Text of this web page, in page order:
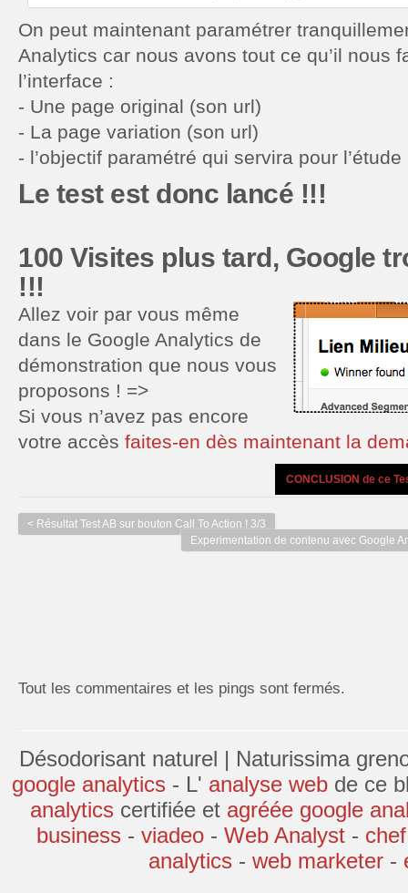
On peut maintenant paramétrer
Analytics car nous avons tout ce qu’il nous
l’interface :
- Une page original (son url)
- La page variation (son url)
- l’objectif paramétré qui servira pour l’étude
Le test est donc lancé !!!
100 Visites plus tard, Google
!!!
Allez voir par vous même
dans le Google Analytics de
démonstration que nous vous
proposons ! =>
Si vous n’avez pas encore
votre accès faites-en dès maintenant la
CONCLUSION de ce
< Résultat Test AB sur bouton Call To Action ! 3/3
Experimentation de contenu avec Google
Tout les commentaires et les pings sont fermés.
Désodorisant naturel | Naturissima
google analytics - L' analyse web de ce
analytics certifiée et agréée google
business - viadeo- Web Analyst -
analytics - web marketer -